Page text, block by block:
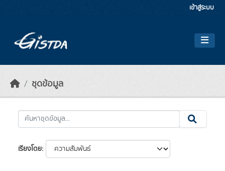
เข้าสู่ระบบ
ชุดข้อมูล
เรียงโดย